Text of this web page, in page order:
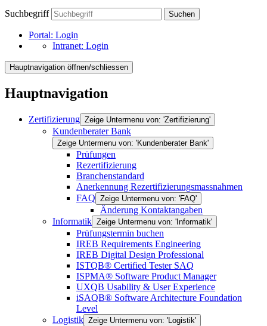
Suchbegriff Suchen
Portal: Login
Intranet: Login
Hauptnavigation öffnen/schliessen
Hauptnavigation
Zertifizierung Zeige Untermenu von: 'Zertifizierung'
Kundenberater Bank
Zeige Untermenu von: 'Kundenberater Bank'
Prüfungen
Rezertifizierung
Branchenstandard
Anerkennung Rezertifizierungsmassnahmen
FAQ Zeige Untermenu von: 'FAQ'
Änderung Kontaktangaben
Informatik Zeige Untermenu von: 'Informatik'
Prüfungstermin buchen
IREB Requirements Engineering
IREB Digital Design Professional
ISTQB® Certified Tester SAQ
ISPMA® Software Product Manager
UXQB Usability & User Experience
iSAQB® Software Architecture Foundation
Level
Logistik Zeige Untermenu von: 'Logistik'